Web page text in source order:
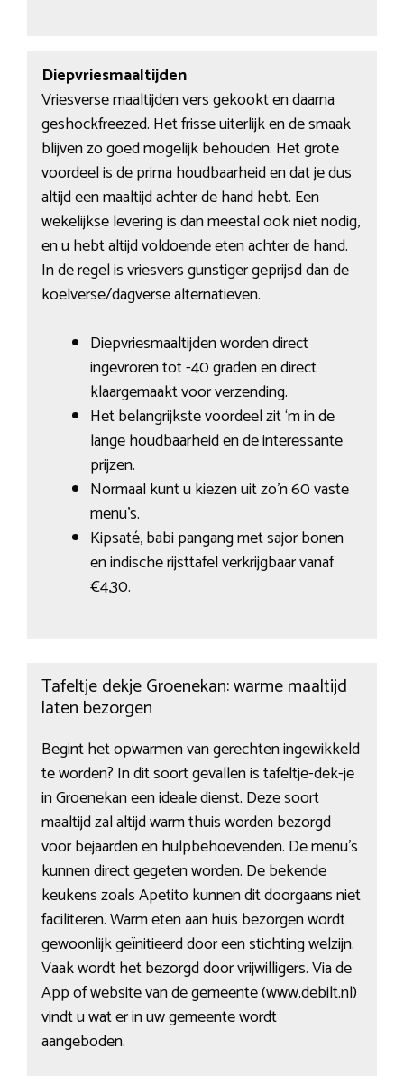
Diepvriesmaaltijden
Vriesverse maaltijden vers gekookt en daarna
geshockfreezed. Het frisse uiterlijk en de smaak
blijven zo goed mogelijk behouden. Het grote
voordeel is de prima houdbaarheid en dat je dus
altijd een maaltijd achter de hand hebt. Een
wekelijkse levering is dan meestal ook niet nodig,
en u hebt altijd voldoende eten achter de hand.
In de regel is vriesvers gunstiger geprijsd dan de
koelverse/dagverse alternatieven.
Diepvriesmaaltijden worden direct
ingevroren tot -40 graden en direct
klaargemaakt voor verzending.
Het belangrijkste voordeel zit ‘m in de
lange houdbaarheid en de interessante
prijzen.
Normaal kunt u kiezen uit zo’n 60 vaste
menu’s.
Kipsaté, babi pangang met sajor bonen
en indische rijsttafel verkrijgbaar vanaf
€4,30.
Tafeltje dekje Groenekan: warme maaltijd
laten bezorgen
Begint het opwarmen van gerechten ingewikkeld
te worden? In dit soort gevallen is tafeltje-dek-je
in Groenekan een ideale dienst. Deze soort
maaltijd zal altijd warm thuis worden bezorgd
voor bejaarden en hulpbehoevenden. De menu’s
kunnen direct gegeten worden. De bekende
keukens zoals Apetito kunnen dit doorgaans niet
faciliteren. Warm eten aan huis bezorgen wordt
gewoonlijk geïnitieerd door een stichting welzijn.
Vaak wordt het bezorgd door vrijwilligers. Via de
App of website van de gemeente (www.debilt.nl)
vindt u wat er in uw gemeente wordt
aangeboden.